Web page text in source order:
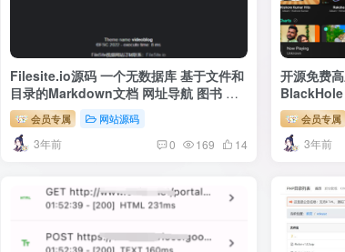
Filesite.io源码 一个无数据库 基于文件和
目录的Markdown文档 网址导航 图书 图
片 视频网站PHP开源系统
会员专属 网站源码
3年前 0 169 14
开源免费
BlackHole
会员专属
3年前